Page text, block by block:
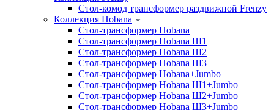
Стол-комод трансформер раздвижной Frenzy
Коллекция Hobana
Стол-трансформер Hobana
Стол-трансформер Hobana Ш1
Стол-трансформер Hobana Ш2
Стол-трансформер Hobana Ш3
Стол-трансформер Hobana+Jumbo
Стол-трансформер Hobana Ш1+Jumbo
Стол-трансформер Hobana Ш2+Jumbo
Стол-трансформер Hobana Ш3+Jumbo